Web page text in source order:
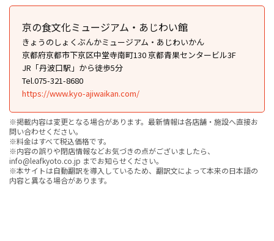
京の食文化ミュージアム・あじわい館
きょうのしょくぶんかミュージアム・あじわいかん
京都府京都市下京区中堂寺南町130 京都青果センタービル3F
JR「丹波口駅」から徒歩5分
Tel.075-321-8680
https://www.kyo-ajiwaikan.com/
※掲載内容は変更となる場合があります。最新情報は各店舗・施設へ直接お
問い合わせください。
※料金はすべて税込価格です。
※内容の誤りや閉店情報などお気づきの点がございましたら、
info@leafkyoto.co.jp までお知らせください。
※本サイトは自動翻訳を導入しているため、翻訳文によって本来の日本語の
内容と異なる場合があります。